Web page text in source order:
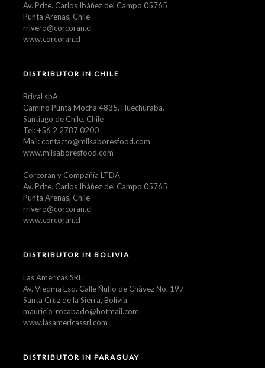
Av. Pdte. Carlos Ibáñez del Campo 05765
Punta Arenas, Chile
rrivero@corcoran.cl
www.corcoran.cl
DISTRIBUTOR IN CHILE
Brival spA
Camino Punta Mocha 4835, Huechuraba.
Santiago de Chile, Chile
Tel: +56 2 2787 0200
Mail: contacto@milsaboresfood.com
www.milsaboresfood.com
Corcoran y Compañía LTDA
Av. Pdte. Carlos Ibáñez del Campo 05765
Punta Arenas, Chile
rrivero@corcoran.cl
www.corcoran.cl
DISTRIBUTOR IN BOLIVIA
Las Americas SRL
Av. Viedma Esq. Calle Ñuflo de Chávez No. 197
Santa Cruz de la Sierra, Bolivia
mauricio_rocabado@hotmail.com
www.lasamericassrl.com
DISTRIBUTOR IN PARAGUAY